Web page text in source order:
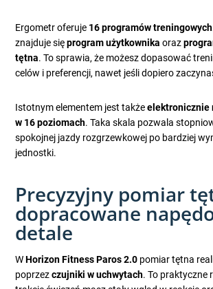
Ergometr oferuje 16 programów treningowych
znajduje sięprogram użytkownika oraz
tętna. To sprawia, że możesz dopasować
celów i preferencji, nawet jeśli dopiero
Istotnym elementem jest takżeelektronicznie
w 16 poziomach. Taka skala pozwala
spokojnej jazdy rozgrzewkowej po bardziej
jednostki.
Precyzyjny pomiar
dopracowane
detale
WHorizon Fitness Paros 2.0 pomiar tętna
poprzezczujniki w uchwytach. To praktyczne